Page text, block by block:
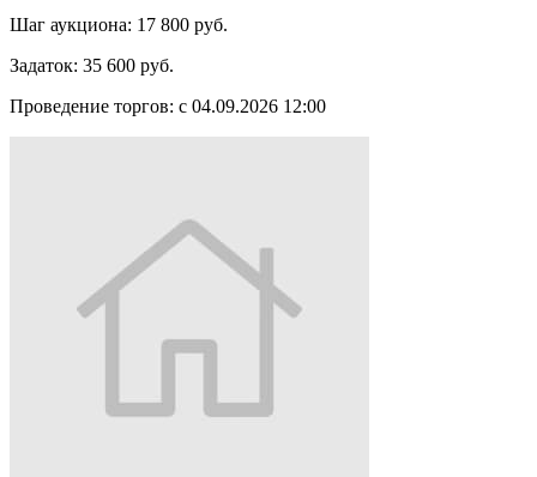
Шаг аукциона: 17 800 руб.
Задаток: 35 600 руб.
Проведение торгов: с 04.09.2026 12:00